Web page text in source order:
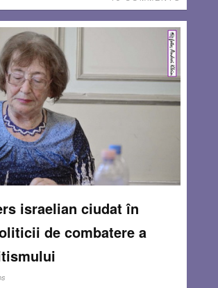
israelian ciudat în
de combatere a